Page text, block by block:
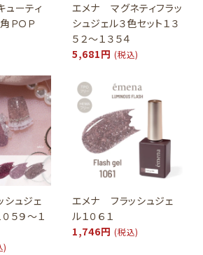
ーティ
ＰＯＰ
エメナ マグネティフラッ
シュジェル３色セット１３
５２～１３５４
5,681円 (税込)
ュジェ
５９～１
)
エメナ フラッシュジェ
ル１０６１
1,746円 (税込)